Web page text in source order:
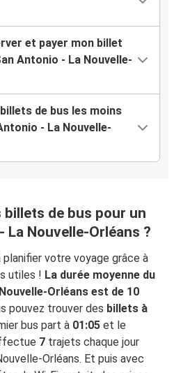
et payer mon billet
Antonio - La Nouvelle-
de bus les moins
- La Nouvelle-
de bus pour un
Nouvelle-Orléans ?
planifier votre voyage grâce à
utiles ! La durée moyenne du
Orléans est de 10
pouvez trouver des billets à
bus part à 01:05 et le
7 trajets chaque jour
Orléans. Et puis avec